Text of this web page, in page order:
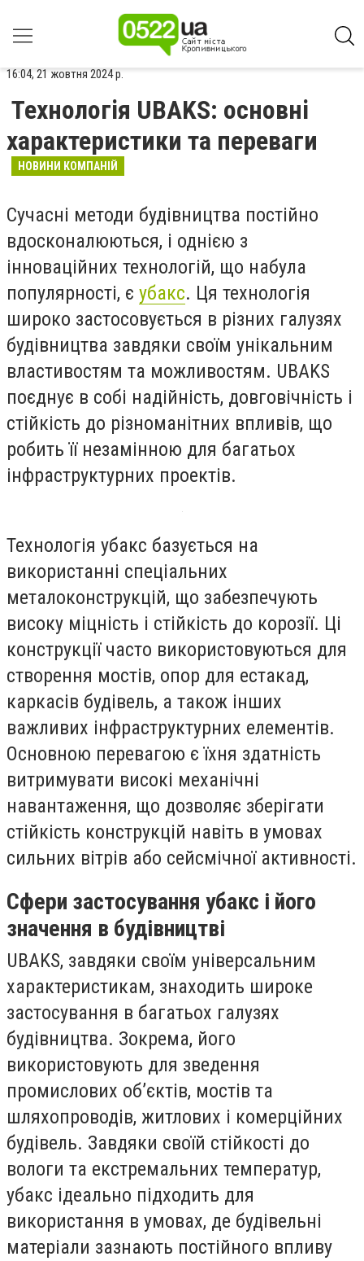
16:04, 21 жовтня 2024 р.
Технологія UBAKS: основні
характеристики та переваги
НОВИНИ КОМПАНІЙ
Сучасні методи будівництва постійно
вдосконалюються, і однією з
інноваційних технологій, що набула
популярності, є убакс. Ця технологія
широко застосовується в різних галузях
будівництва завдяки своїм унікальним
властивостям та можливостям. UBAKS
поєднує в собі надійність, довговічність і
стійкість до різноманітних впливів, що
робить її незамінною для багатьох
інфраструктурних проектів.
Технологія убакс базується на
використанні спеціальних
металоконструкцій, що забезпечують
високу міцність і стійкість до корозії. Ці
конструкції часто використовуються для
створення мостів, опор для естакад,
каркасів будівель, а також інших
важливих інфраструктурних елементів.
Основною перевагою є їхня здатність
витримувати високі механічні
навантаження, що дозволяє зберігати
стійкість конструкцій навіть в умовах
сильних вітрів або сейсмічної активності.
Сфери застосування убакс і його
значення в будівництві
UBAKS, завдяки своїм універсальним
характеристикам, знаходить широке
застосування в багатьох галузях
будівництва. Зокрема, його
використовують для зведення
промислових об’єктів, мостів та
шляхопроводів, житлових і комерційних
будівель. Завдяки своїй стійкості до
вологи та екстремальних температур,
убакс ідеально підходить для
використання в умовах, де будівельні
матеріали зазнають постійного впливу